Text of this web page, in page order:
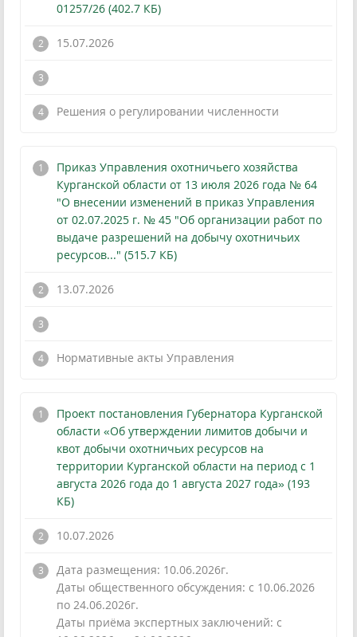
01257/26 (402.7 КБ)
15.07.2026
Решения о регулировании численности
Приказ Управления охотничьего хозяйства
Курганской области от 13 июля 2026 года № 64
"О внесении изменений в приказ Управления
от 02.07.2025 г. № 45 "Об организации работ по
выдаче разрешений на добычу охотничьих
ресурсов..." (515.7 КБ)
13.07.2026
Нормативные акты Управления
Проект постановления Губернатора Курганской
области «Об утверждении лимитов добычи и
квот добычи охотничьих ресурсов на
территории Курганской области на период с 1
августа 2026 года до 1 августа 2027 года» (193
КБ)
10.07.2026
Дата размещения: 10.06.2026г.
Даты общественного обсуждения: с 10.06.2026
по 24.06.2026г.
Даты приёма экспертных заключений: с